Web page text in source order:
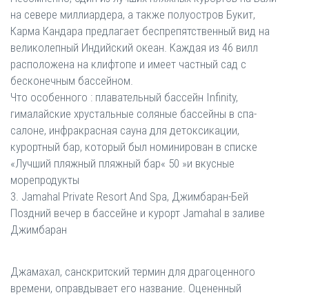
на севере миллиардера, а также полуостров Букит,
Карма Кандара предлагает беспрепятственный вид на
великолепный Индийский океан. Каждая из 46 вилл
расположена на клифтопе и имеет частный сад с
бесконечным бассейном.
Что особенного : плавательный бассейн Infinity,
гималайские хрустальные соляные бассейны в спа-
салоне, инфракрасная сауна для детоксикации,
курортный бар, который был номинирован в списке
«Лучший пляжный пляжный бар« 50 »и вкусные
морепродукты
3. Jamahal Private Resort And Spa, Джимбаран-Бей
Поздний вечер в бассейне и курорт Jamahal в заливе
Джимбаран
Джамахал, санскритский термин для драгоценного
времени, оправдывает его название. Оцененный